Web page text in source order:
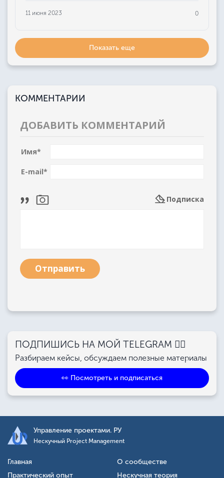
11 июня 2023 0
Показать еще
КОММЕНТАРИИ
ДОБАВИТЬ КОММЕНТАРИЙ
Имя*
E-mail*
Подписка
Отправить
ПОДПИШИСЬ НА МОЙ TELEGRAM 👉🏻
Разбираем кейсы, обсуждаем полезные материалы
👀 Посмотреть и подписаться
Управление проектами. РУ
Нескучный Project Management
Главная
О сообществе
Практический опыт
Нескучная теория